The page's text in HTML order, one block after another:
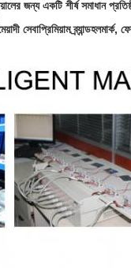
জন্য একটি শীর্ষ সমাধান
সেবাপ্রিমিয়াম ব্র্যান্ডহলমার্ক,